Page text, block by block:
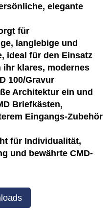
elegante
für
langlebige und
ideal für den Einsatz
ihr klares, modernes
100/Gravur
Architektur ein und
Briefkästen,
Eingangs-Zubehör
für Individualität,
und bewährte CMD-